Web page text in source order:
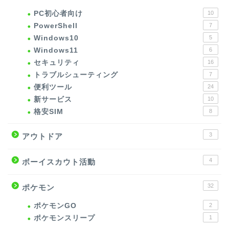
PC初心者向け 10
PowerShell 7
Windows10 5
Windows11 6
セキュリティ 16
トラブルシューティング 7
便利ツール 24
新サービス 10
格安SIM 8
アウトドア 3
ボーイスカウト活動 4
ポケモン 32
ポケモンGO 2
ポケモンスリープ 1